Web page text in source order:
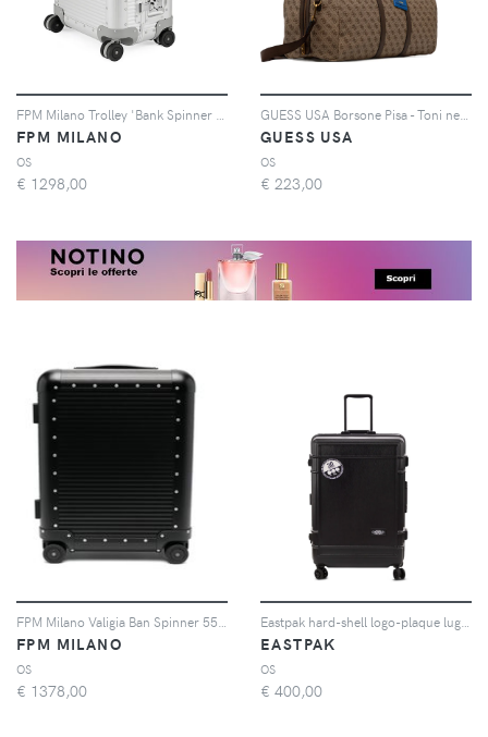
FPM MILANO
OS
€ 1298,00
GUESS USA
OS
€ 223,00
FPM MILANO
OS
€ 1378,00
EASTPAK
OS
€ 400,00